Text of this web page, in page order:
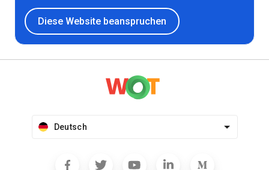
Diese Website beanspruchen
Deutsch